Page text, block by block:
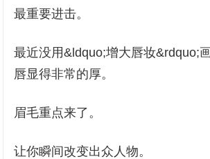
最重要进击。
最近没用&ldquo;增大唇妆&rdquo;
唇显得非常的厚。
眉毛重点来了。
让你瞬间改变出众人物。